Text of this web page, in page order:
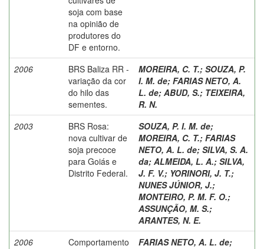
soja com base
na opinião de
produtores do
DF e entorno.
2006
BRS Baliza RR -
variação da cor
do hilo das
sementes.
MOREIRA, C. T.; SOUZA, P.
I. M. de; FARIAS NETO, A.
L. de; ABUD, S.; TEIXEIRA,
R. N.
2003
BRS Rosa:
nova cultivar de
soja precoce
para Goiás e
Distrito Federal.
SOUZA, P. I. M. de;
MOREIRA, C. T.; FARIAS
NETO, A. L. de; SILVA, S. A.
da; ALMEIDA, L. A.; SILVA,
J. F. V.; YORINORI, J. T.;
NUNES JÚNIOR, J.;
MONTEIRO, P. M. F. O.;
ASSUNÇÃO, M. S.;
ARANTES, N. E.
2006
Comportamento
FARIAS NETO, A. L. de;